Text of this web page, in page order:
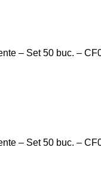
– Set 50 buc. –
– Set 50 buc. –